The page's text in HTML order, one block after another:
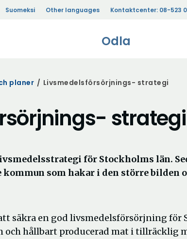
Suomeksi Other languages Kontaktcenter: 08-523
Odla
planer / Livsmedelsförsörjnings- strategi
strategi
för Stockholms län.
som hakar i den större bilden
säkra en god livsmedelsförsörjning för
och hållbart producerad mat i tillräcklig